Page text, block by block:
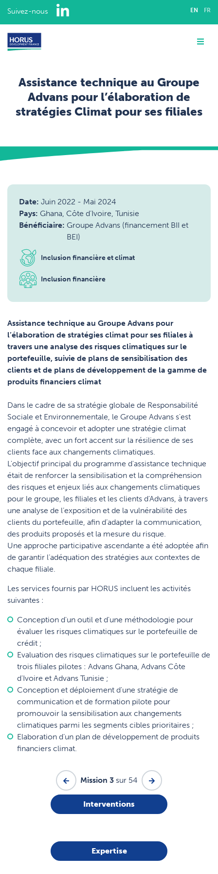
Suivez-nous LinkedIn EN FR
Assistance technique au Groupe
Advans pour l’élaboration de
stratégies Climat pour ses filiales
Inclusion financière et climat
Date: Juin 2022 - Mai 2024
Pays: Ghana, Côte d’Ivoire, Tunisie
Bénéficiaire: Groupe Advans (financement BII et
BEI)
Inclusion financière et climat
Inclusion financière
Assistance technique au Groupe Advans pour
l’élaboration de stratégies climat pour ses filiales à
travers une analyse des risques climatiques sur le
portefeuille, suivie de plans de sensibilisation des
clients et de plans de développement de la gamme de
produits financiers climat
Dans le cadre de sa stratégie globale de Responsabilité
Sociale et Environnementale, le Groupe Advans s'est
engagé à concevoir et adopter une stratégie climat
complète, avec un fort accent sur la résilience de ses
clients face aux changements climatiques.
L'objectif principal du programme d'assistance technique
était de renforcer la sensibilisation et la compréhension
des risques et enjeux liés aux changements climatiques
pour le groupe, les filiales et les clients d'Advans, à travers
une analyse de l’exposition et de la vulnérabilité des
clients du portefeuille, afin d’adapter la communication,
des produits proposés et la mesure du risque.
Une approche participative ascendante a été adoptée afin
de garantir l’adéquation des stratégies aux contextes de
chaque filiale.
Les services fournis par HORUS incluent les activités
suivantes :
Conception d'un outil et d'une méthodologie pour
évaluer les risques climatiques sur le portefeuille de
crédit ;
Evaluation des risques climatiques sur le portefeuille de
trois filiales pilotes : Advans Ghana, Advans Côte
d'Ivoire et Advans Tunisie ;
Conception et déploiement d'une stratégie de
communication et de formation pilote pour
promouvoir la sensibilisation aux changements
climatiques parmi les segments cibles prioritaires ;
Elaboration d’un plan de développement de produits
financiers climat.
Mission 3 sur 54
Interventions
Expertise
INTERVENTIONS
CARRIÈRES